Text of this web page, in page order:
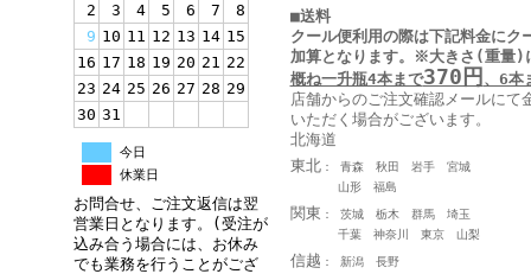
2
3 4 5 6 7
8
9 10 11 12 13 14 15
16 17 18 19 20 21 22
23 24 25 26 27 28 29
30 31
今日
休業日
お問合せ、ご注文返信は翌
営業日となります。(受注が
込み合う場合には、お休み
でも業務を行うことがござ
■送料
クール便利用の際は下記料金にク
加算となります。
※大きさ(重量)
概ね一升瓶4本まで370円、6本
店舗からのご注文確認メールにて
いただく場合がございます。
北海道
東北： 青森 秋田 岩手 宮城
山形 福島
関東 ： 茨城 栃木 群馬 埼玉
千葉 神奈川 東京 山梨
信越 ： 新潟 長野